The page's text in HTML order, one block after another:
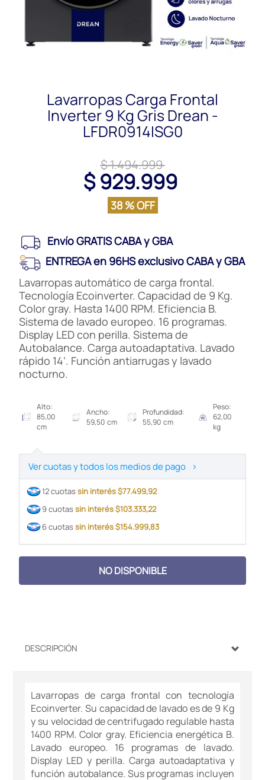
Lavarropas Carga Frontal
Inverter 9 Kg Gris Drean -
LFDR0914ISG0
$ 1.494.999
$ 929.999
38 % OFF
Envío GRATIS CABA y GBA
ENTREGA en 96HS exclusivo CABA y GBA
Lavarropas automático de carga frontal.
Tecnología Ecoinverter. Capacidad de 9 Kg.
Color gray. Hasta 1400 RPM. Eficiencia B.
Sistema de lavado europeo. 16 programas.
Display LED con perilla. Sistema de
Autobalance. Carga autoadaptativa. Lavado
rápido 14’. Función antiarrugas y lavado
nocturno.
Alto:
85,00
cm
Ancho:
59,50 cm
Profundidad:
55,90 cm
Peso:
62,00
kg
Ver cuotas y todos los medios de pago >
12 cuotassin interés $77.499,92
9 cuotassin interés $103.333,22
6 cuotassin interés $154.999,83
NO DISPONIBLE
DESCRIPCIÓN
Lavarropas de carga frontal con tecnología
Ecoinverter. Su capacidad de lavado es de 9 Kg
y su velocidad de centrifugado regulable hasta
1400 RPM. Color gray. Eficiencia energética B.
Lavado europeo. 16 programas de lavado.
Display LED y perilla. Carga autoadaptativa y
función autobalance. Sus programas incluyen